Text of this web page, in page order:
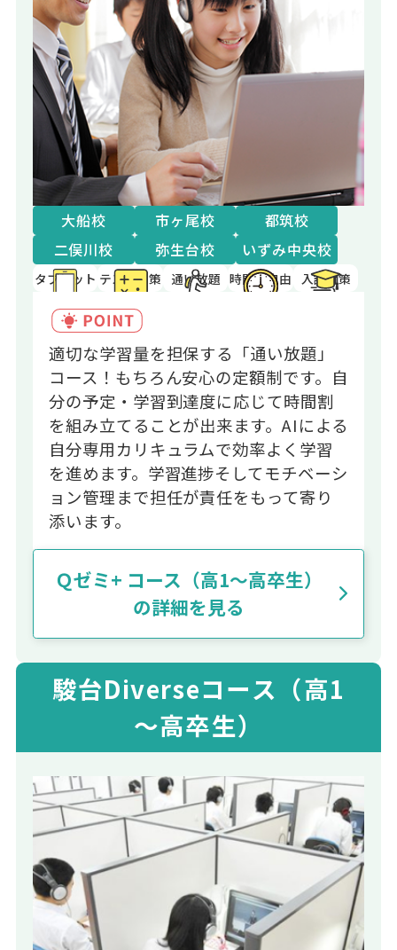
大船校 市ヶ尾校
都筑校
二俣川校
弥生台校 いずみ中央校
タブレット テスト対策 通い放題 時間割自由 入試対策
適切な学習量を担保する「通い放題」
コース！もちろん安心の定額制です。自
分の予定・学習到達度に応じて時間割
を組み立てることが出来ます。AIによる
自分専用カリキュラムで効率よく学習
を進めます。学習進捗そしてモチベーシ
ョン管理まで担任が責任をもって寄り
添います。
Ｑゼミ+ コース（高1～高卒生）
の詳細を見る
駿台Diverseコース（高1
～高卒生）